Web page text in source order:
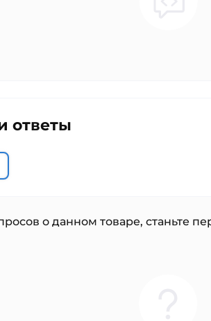
ответы
о данном товаре, станьте